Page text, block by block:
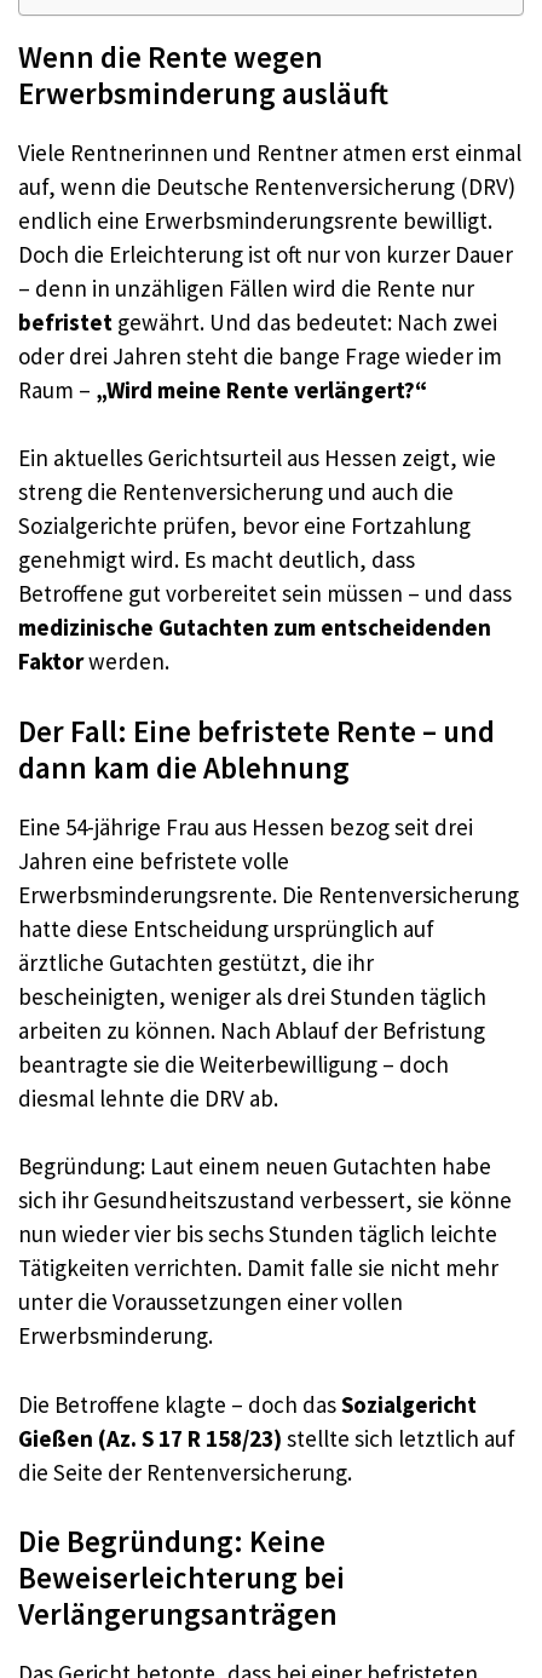
Wenn die Rente wegen
Erwerbsminderung ausläuft
Viele Rentnerinnen und Rentner atmen erst einmal
auf, wenn die Deutsche Rentenversicherung (DRV)
endlich eine Erwerbsminderungsrente bewilligt.
Doch die Erleichterung ist oft nur von kurzer Dauer
– denn in unzähligen Fällen wird die Rente nur
befristet gewährt. Und das bedeutet: Nach zwei
oder drei Jahren steht die bange Frage wieder im
Raum – „Wird meine Rente verlängert?“
Ein aktuelles Gerichtsurteil aus Hessen zeigt, wie
streng die Rentenversicherung und auch die
Sozialgerichte prüfen, bevor eine Fortzahlung
genehmigt wird. Es macht deutlich, dass
Betroffene gut vorbereitet sein müssen – und dass
medizinische Gutachten zum entscheidenden
Faktorwerden.
Der Fall: Eine befristete Rente – und
dann kam die Ablehnung
Eine 54-jährige Frau aus Hessen bezog seit drei
Jahren eine befristete volle
Erwerbsminderungsrente. Die Rentenversicherung
hatte diese Entscheidung ursprünglich auf
ärztliche Gutachten gestützt, die ihr
bescheinigten, weniger als drei Stunden täglich
arbeiten zu können. Nach Ablauf der Befristung
beantragte sie die Weiterbewilligung – doch
diesmal lehnte die DRV ab.
Begründung: Laut einem neuen Gutachten habe
sich ihr Gesundheitszustand verbessert, sie könne
nun wieder vier bis sechs Stunden täglich leichte
Tätigkeiten verrichten. Damit falle sie nicht mehr
unter die Voraussetzungen einer vollen
Erwerbsminderung.
Die Betroffene klagte – doch dasSozialgericht
Gießen (Az. S 17 R 158/23) stellte sich letztlich auf
die Seite der Rentenversicherung.
Die Begründung: Keine
Beweiserleichterung bei
Verlängerungsanträgen